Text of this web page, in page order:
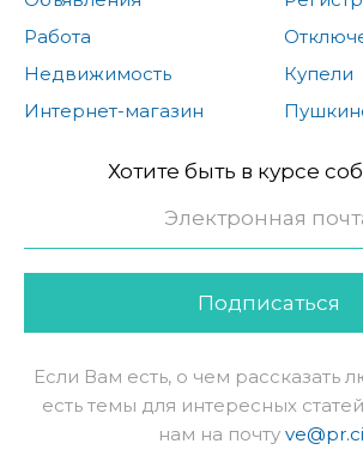
Работа
Недвижимость
Интернет-магазин
Купели
Хотите быть в курсе
Подписаться
Если Вам есть, о чем рассказать
есть темы для интересных
нам на почту